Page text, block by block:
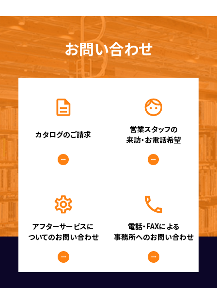
お問い合わせ
カタログのご請求
営業スタッフの
来訪・お電話希望
アフターサービスに
ついてのお問い合わせ
電話・FAXによる
事務所へのお問い合わせ